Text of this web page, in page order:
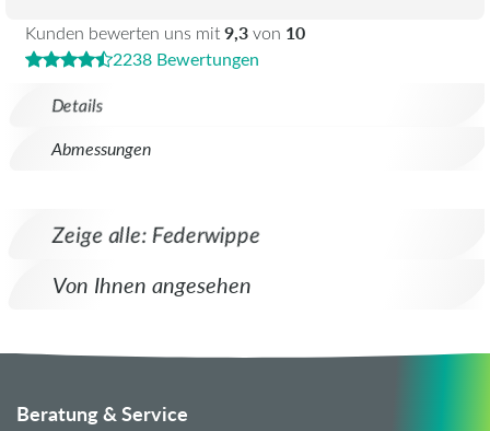
Details
Abmessungen
Kunden bewerten uns mit9,3von 10
2238 Bewertungen
Zeige alle: Federwippe
Von Ihnen angesehen
Beratung & Service